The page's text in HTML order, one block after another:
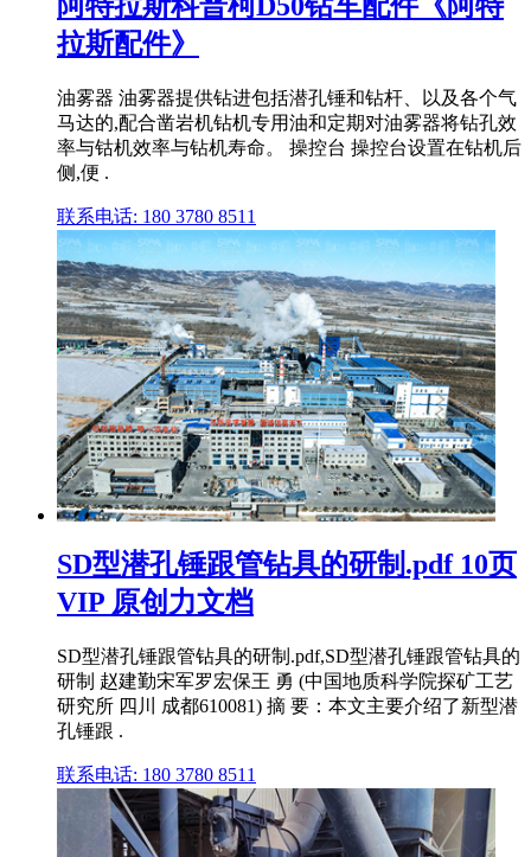
拉斯配件》
油雾器 油雾器提供钻进包括潜孔锤和钻杆、以及各个气
马达的,配合凿岩机钻机专用油和定期对油雾器将钻孔效
率与钴机效率与钻机寿命。 操控台 操控台设置在钻机后
侧,便 .
联系电话: 180 3780 8511
SD型潜孔锤跟管钻具的研制.pdf 10页
VIP 原创力文档
SD型潜孔锤跟管钻具的研制.pdf,SD型潜孔锤跟管钻具的
研制 赵建勤宋军罗宏保王 勇 (中国地质科学院探矿工艺
研究所 四川 成都610081) 摘 要：本文主要介绍了新型潜
孔锤跟 .
联系电话: 180 3780 8511